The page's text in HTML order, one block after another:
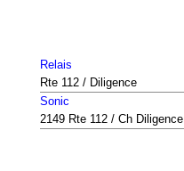
Relais
Rte 112 / Diligence
Sonic
2149 Rte 112 / Ch Diligence